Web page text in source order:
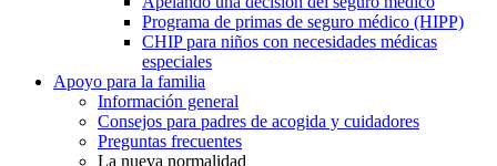
Programa de primas de seguro médico (HIPP)
CHIP para niños con necesidades médicas
especiales
Apoyo para la familia
Información general
Consejos para padres de acogida y cuidadores
Preguntas frecuentes
La nueva normalidad